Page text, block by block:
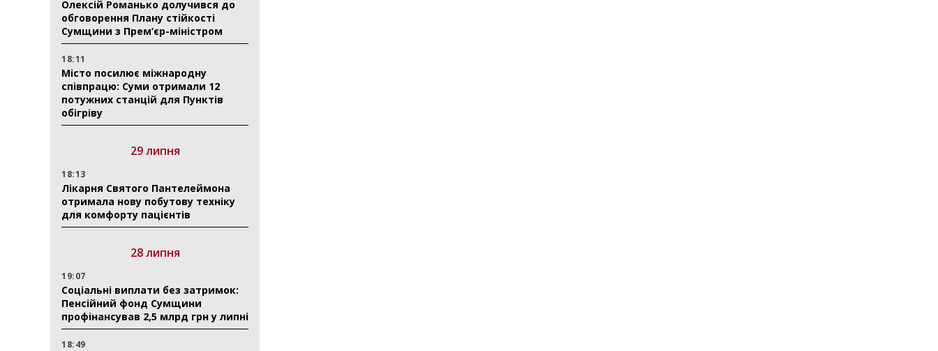
Олексій Романько долучився до
обговорення Плану стійкості
Сумщини з Прем’єр-міністром
18:11
Місто посилює міжнародну
співпрацю: Суми отримали 12
потужних станцій для Пунктів
обігріву
29 липня
18:13
Лікарня Святого Пантелеймона
отримала нову побутову техніку
для комфорту пацієнтів
28 липня
19:07
Соціальні виплати без затримок:
Пенсійний фонд Сумщини
профінансував 2,5 млрд грн у липні
18:49